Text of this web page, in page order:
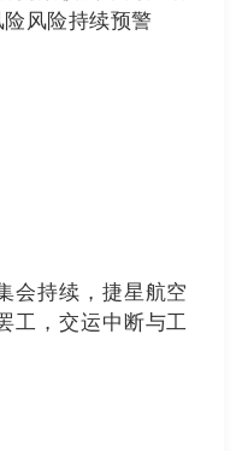
风险持续预警
会持续，捷星航空
工，交运中断与工